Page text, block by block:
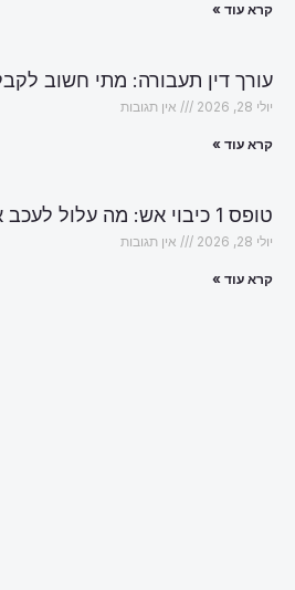
קרא עוד »
עורך דין תעבורה: מתי חשוב
יולי 28, 2026 אין תגובות
קרא עוד »
טופס 1 כיבוי אש: מה עלול לעכב את האישור?
יולי 28, 2026 אין תגובות
קרא עוד »